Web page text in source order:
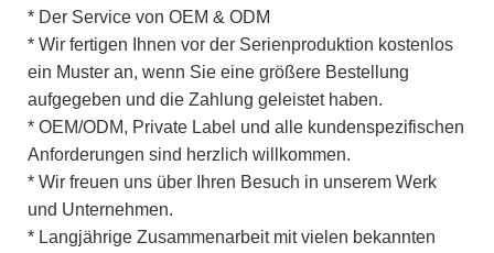
* Der Service von OEM & ODM
* Wir fertigen Ihnen vor der Serienproduktion kostenlos
ein Muster an, wenn Sie eine größere Bestellung
aufgegeben und die Zahlung geleistet haben.
* OEM/ODM, Private Label und alle kundenspezifischen
Anforderungen sind herzlich willkommen.
* Wir freuen uns über Ihren Besuch in unserem Werk
und Unternehmen.
* Langjährige Zusammenarbeit mit vielen bekannten